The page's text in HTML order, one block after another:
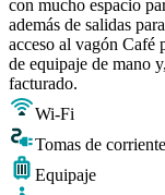
con mucho espacio
además de salidas
acceso al vagón Café
de equipaje de mano
facturado.
Wi-Fi
Tomas de corriente
Equipaje